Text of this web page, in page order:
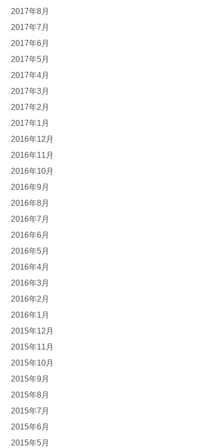
2017年8月
2017年7月
2017年6月
2017年5月
2017年4月
2017年3月
2017年2月
2017年1月
2016年12月
2016年11月
2016年10月
2016年9月
2016年8月
2016年7月
2016年6月
2016年5月
2016年4月
2016年3月
2016年2月
2016年1月
2015年12月
2015年11月
2015年10月
2015年9月
2015年8月
2015年7月
2015年6月
2015年5月